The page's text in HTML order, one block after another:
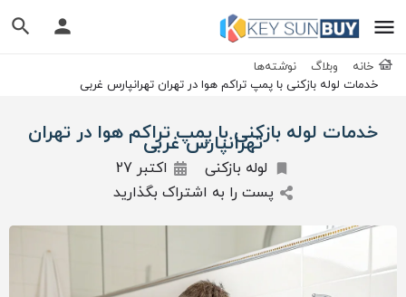
خانه وبلاگ
نوشته‌ها
خدمات لوله بازکنی با پمپ تراکم هوا در تهران تهرانپارس غربی
خدمات لوله بازکنی با پمپ تراکم هوا در تهران
تهرانپارس غربی
لوله بازکنی
اکتبر 27
پست را به اشتراک بگذارید